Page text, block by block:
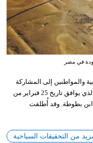
في مصر
والمواطنين إلى المشاركة
في الاحتفال بيوم السياحة العربي لعام 2026، والذي يوافق تاريخ 25 فبراير من
ابن بطوطة. وقد أُطلقت
من التحقيقات السياحية